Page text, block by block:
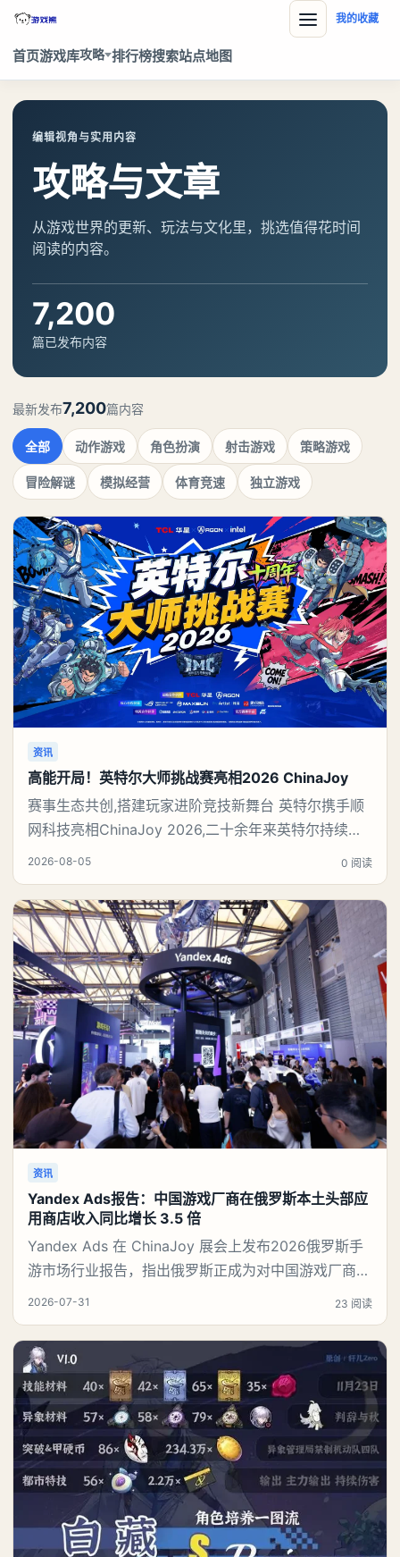
首页游戏库攻略 排行榜搜索站点地图
我的收藏
编辑视角与实用内容
攻略与文章
从游戏世界的更新、玩法与文化里，挑选值得花时间
阅读的内容。
7,200
篇已发布内容
最新发布7,200篇内容
全部 动作游戏 角色扮演 射击游戏 策略游戏
冒险解谜 模拟经营 体育竞速 独立游戏
资讯
高能开局！英特尔大师挑战赛亮相2026 ChinaJoy
赛事生态共创,搭建玩家进阶竞技新舞台 英特尔携手顺
网科技亮相ChinaJoy 2026,二十余年来英特尔持续参
与并支持电竞产业发展,通过技术平台、赛事合作与生
平台。本届ChinaJoy恰逢英特尔大师挑战赛十周年,英
特尔与爱攻、达尔优、竞悦、铭瑄、变体精灵、傲希、
雅浚、玩家国度、星超
2026-08-05 0 阅读
资讯
Yandex Ads报告：中国游戏厂商在俄罗斯本土头部应
用商店收入同比增长 3.5 倍
Yandex Ads 在 ChinaJoy 展会上发布2026俄罗斯手
游市场行业报告，指出俄罗斯正成为对中国游戏厂商而
言价值持续攀升的优质市场。 2026 年 7 月 31 日，上
展览会（ChinaJoy）发布《2026 俄罗斯手游市场增
长及用户价值报告》。报告数据显示，
2026-07-31 23 阅读